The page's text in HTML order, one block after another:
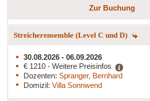
Zur Buchung
Streicherensemble (Level C und D)
30.08.2026 - 06.09.2026
€ 1210 - Weitere Preisinfos
Dozenten: Spranger, Bernhard
Domizil: Villa Sonnwend